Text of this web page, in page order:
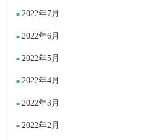
2022年7月
2022年6月
2022年5月
2022年4月
2022年3月
2022年2月